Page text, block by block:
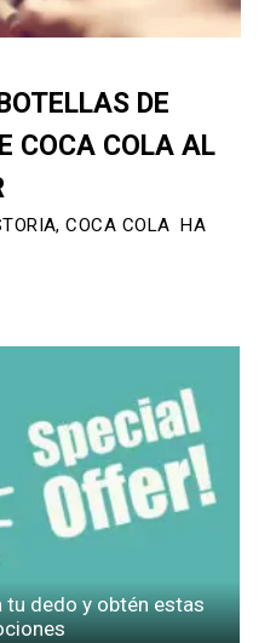
DE
COCA COLA AL
COCA COLA HA
tu dedo y obtén estas